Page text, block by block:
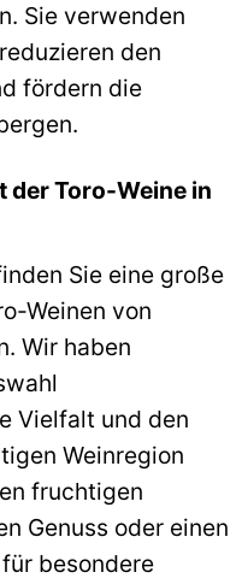
Sie verwenden
den
fördern die
der Toro-Weine in
Sie eine große
Weinen von
Wir haben
Vielfalt und den
Weinregion
fruchtigen
Genuss oder einen
besondere